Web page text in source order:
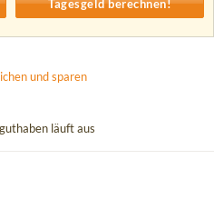
und sparen
läuft aus